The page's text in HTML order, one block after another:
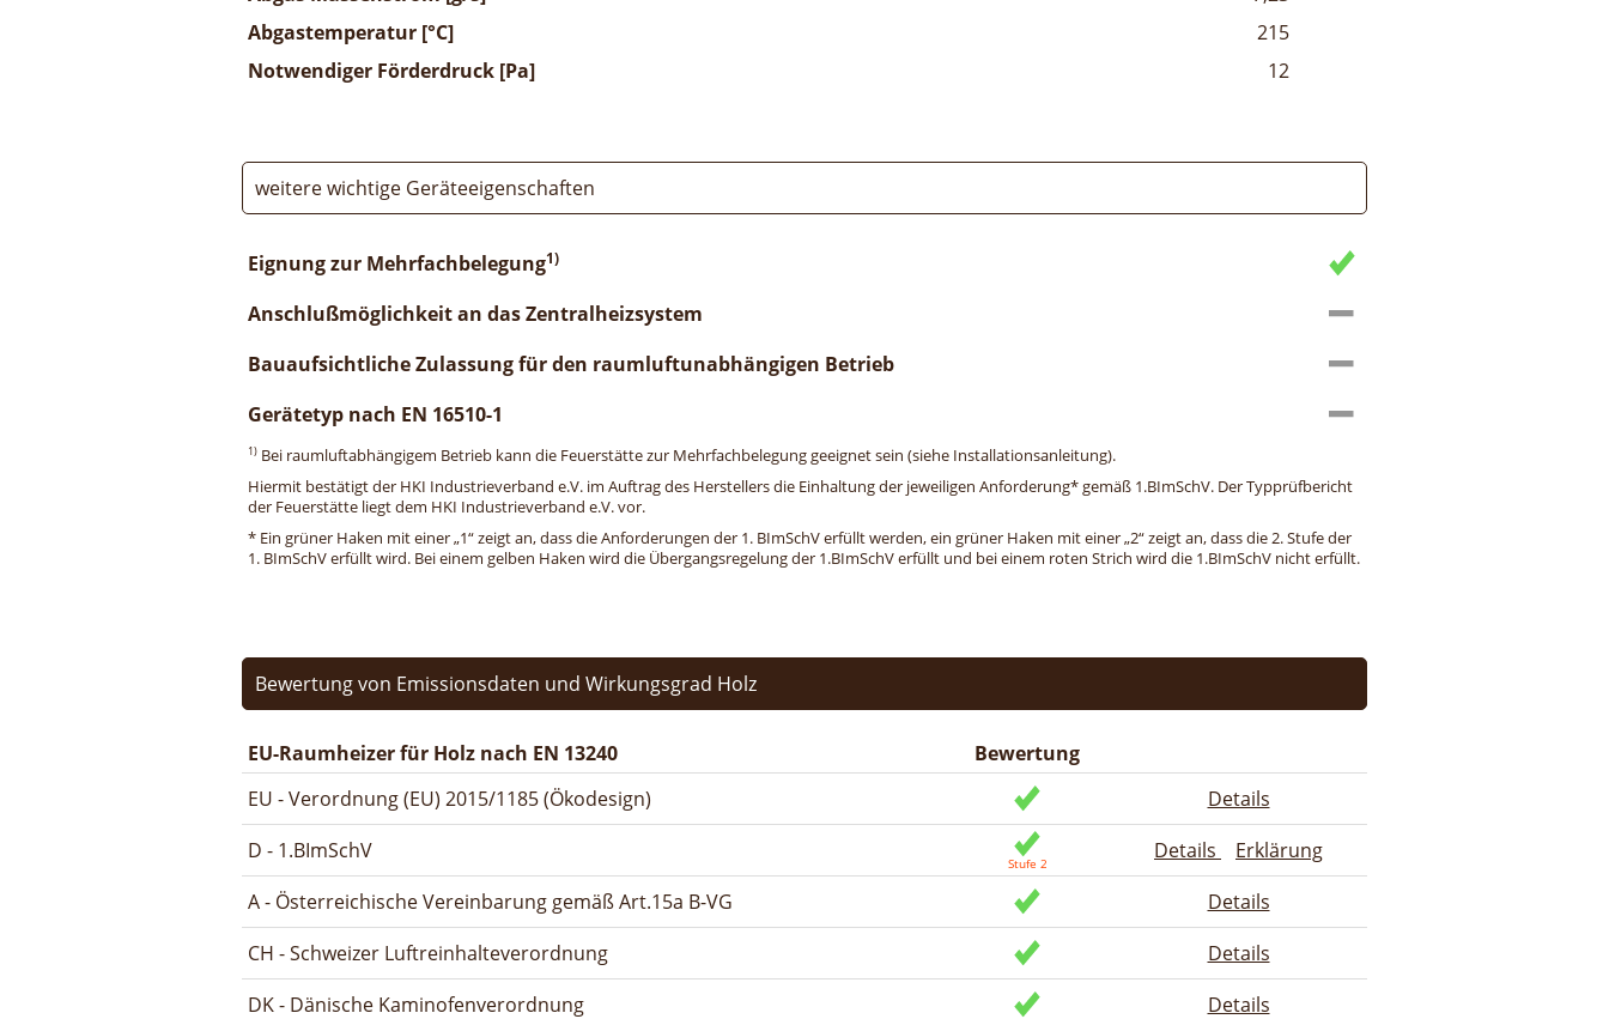
Abgastemperatur [°C]
215
Notwendiger Förderdruck [Pa]
12
weitere wichtige Geräteeigenschaften
Eignung zur Mehrfachbelegung1)
Anschlußmöglichkeit an das Zentralheizsystem
Bauaufsichtliche Zulassung für den raumluftunabhängigen Betrieb
Gerätetyp nach EN 16510-1
1) Bei raumluftabhängigem Betrieb kann die Feuerstätte zur Mehrfachbelegung geeignet sein (siehe Installationsanleitung).
Hiermit bestätigt der HKI Industrieverband e.V. im Auftrag des Herstellers die Einhaltung der jeweiligen Anforderung* gemäß 1.BImSchV. Der Typprüfbericht
der Feuerstätte liegt dem HKI Industrieverband e.V. vor.
* Ein grüner Haken mit einer „1“ zeigt an, dass die Anforderungen der 1. BImSchV erfüllt werden, ein grüner Haken mit einer „2“ zeigt an, dass die 2. Stufe der
1. BImSchV erfüllt wird. Bei einem gelben Haken wird die Übergangsregelung der 1.BImSchV erfüllt und bei einem roten Strich wird die 1.BImSchV nicht erfüllt.
Bewertung von Emissionsdaten und Wirkungsgrad Holz
EU-Raumheizer für Holz nach EN 13240
Bewertung
EU - Verordnung (EU) 2015/1185 (Ökodesign)
Details
D - 1.BImSchV
Details
Erklärung
A - Österreichische Vereinbarung gemäß Art.15a B-VG
Details
CH - Schweizer Luftreinhalteverordnung
Details
DK - Dänische Kaminofenverordnung
Details